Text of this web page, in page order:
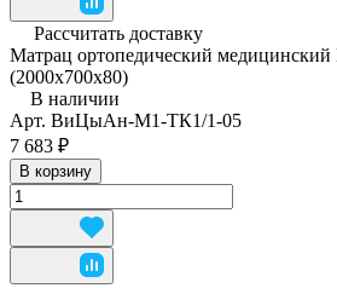
Рассчитать доставку
Матрац ортопедический
(2000x700x80)
В наличии
Арт. ВиЦыАн-М1-ТК1/1-05
7 683 ₽
В корзину